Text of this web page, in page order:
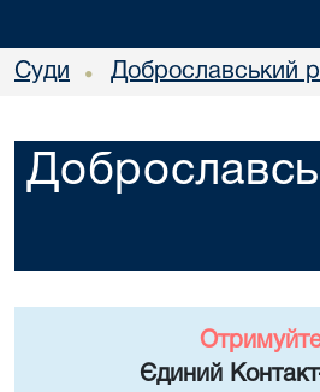
Суди • Доброславський
Єдиний